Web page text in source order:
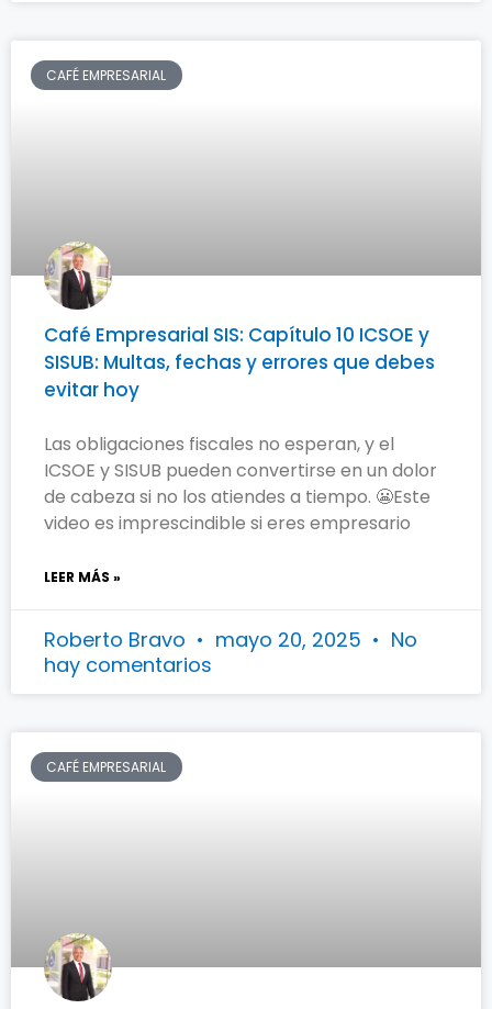
CAFÉ EMPRESARIAL
Café Empresarial SIS: Capítulo 10 ICSOE y
SISUB: Multas, fechas y errores que debes
evitar hoy
Las obligaciones fiscales no esperan, y el
ICSOE y SISUB pueden convertirse en un dolor
de cabeza si no los atiendes a tiempo. 😬Este
video es imprescindible si eres empresario
LEER MÁS »
Roberto Bravo mayo 20, 2025
No
hay comentarios
CAFÉ EMPRESARIAL